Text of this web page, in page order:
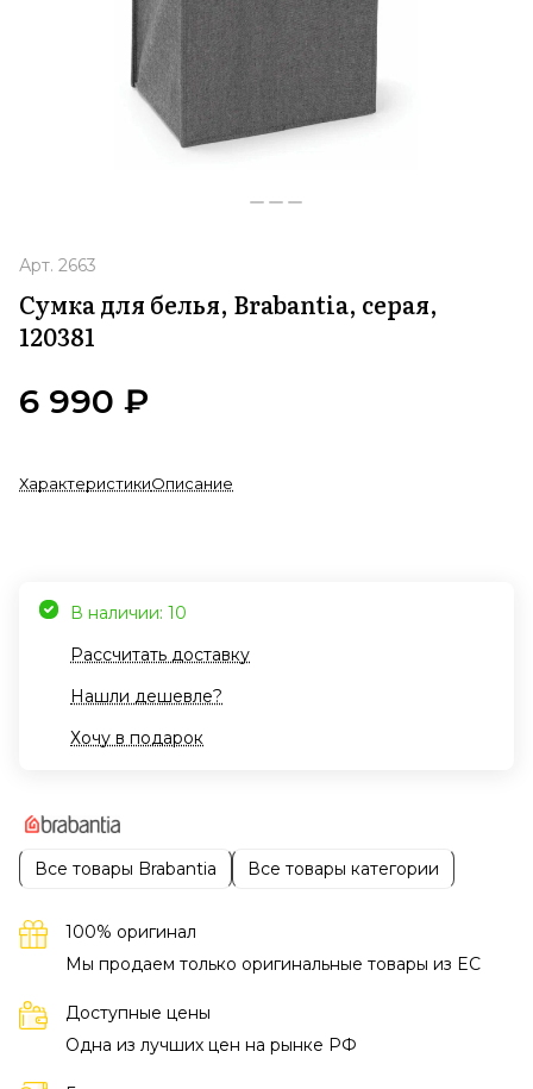
Арт. 2663
Сумка для белья, Brabantia, серая,
120381
6 990 ₽
ХарактеристикиОписание
В наличии: 10
Рассчитать доставку
Нашли дешевле?
Хочу в подарок
Все товары Brabantia Все товары категории
100% оригинал
Мы продаем только оригинальные товары из EC
Доступные цены
Одна из лучших цен на рынке РФ